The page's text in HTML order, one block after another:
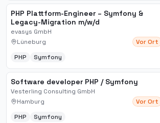
PHP Plattform-Engineer – Symfony &
Legacy-Migration m/w/d
evasys GmbH
Lüneburg
Vor Ort
PHP Symfony
Software developer PHP / Symfony
Vesterling Consulting GmbH
Hamburg
Vor Ort
PHP
Symfony